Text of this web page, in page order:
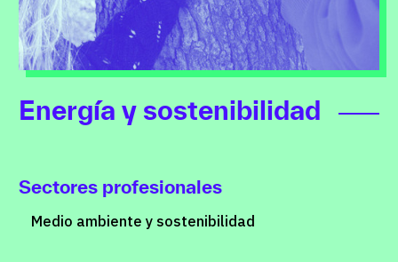
Energía y sostenibilidad
Sectores profesionales
Medio ambiente y sostenibilidad